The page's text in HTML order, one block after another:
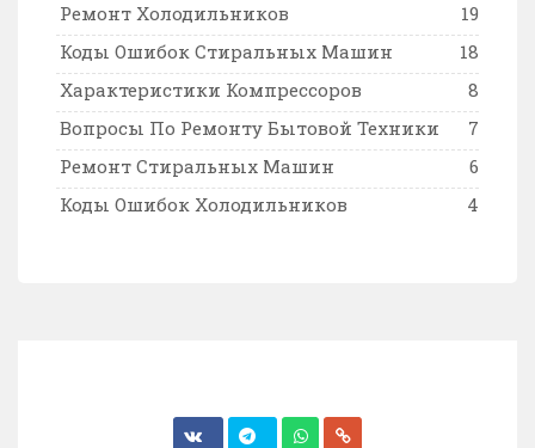
Ремонт Холодильников
19
Коды Ошибок Стиральных Машин
18
Характеристики Компрессоров
8
Вопросы По Ремонту Бытовой Техники
7
Ремонт Стиральных Машин
6
Коды Ошибок Холодильников
4